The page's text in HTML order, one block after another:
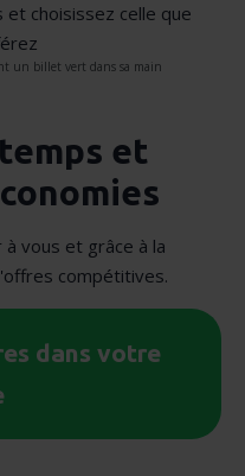
choisissez celle que
et
vous et grâce à la
compétitives.
dans votre